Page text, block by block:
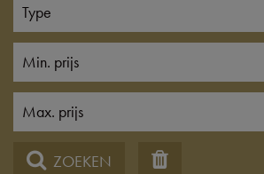
Type
Min. prijs
Max. prijs
ZOEKEN